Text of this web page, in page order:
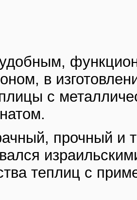
в
с
прочный и
теплиц с